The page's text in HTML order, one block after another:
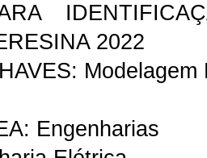
2022
Engenharias